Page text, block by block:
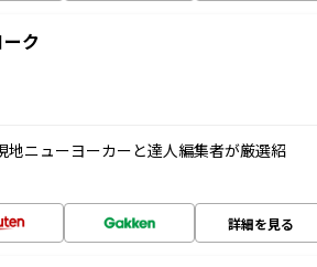
ク
地ニューヨーカーと達人編集者が厳選紹
詳細を見る